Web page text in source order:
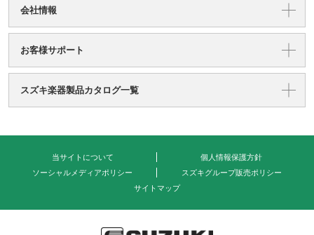
会社情報
お客様サポート
スズキ楽器製品カタログ一覧
当サイトについて
個人情報保護方針
ソーシャルメディアポリシー
スズキグループ販売ポリシー
サイトマップ